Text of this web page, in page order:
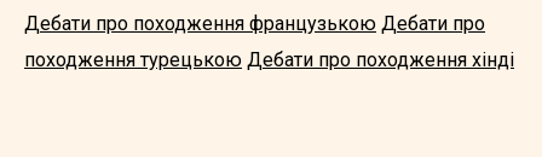
Дебати про походження французькою Дебати про
походження турецькою Дебати про походження хінді